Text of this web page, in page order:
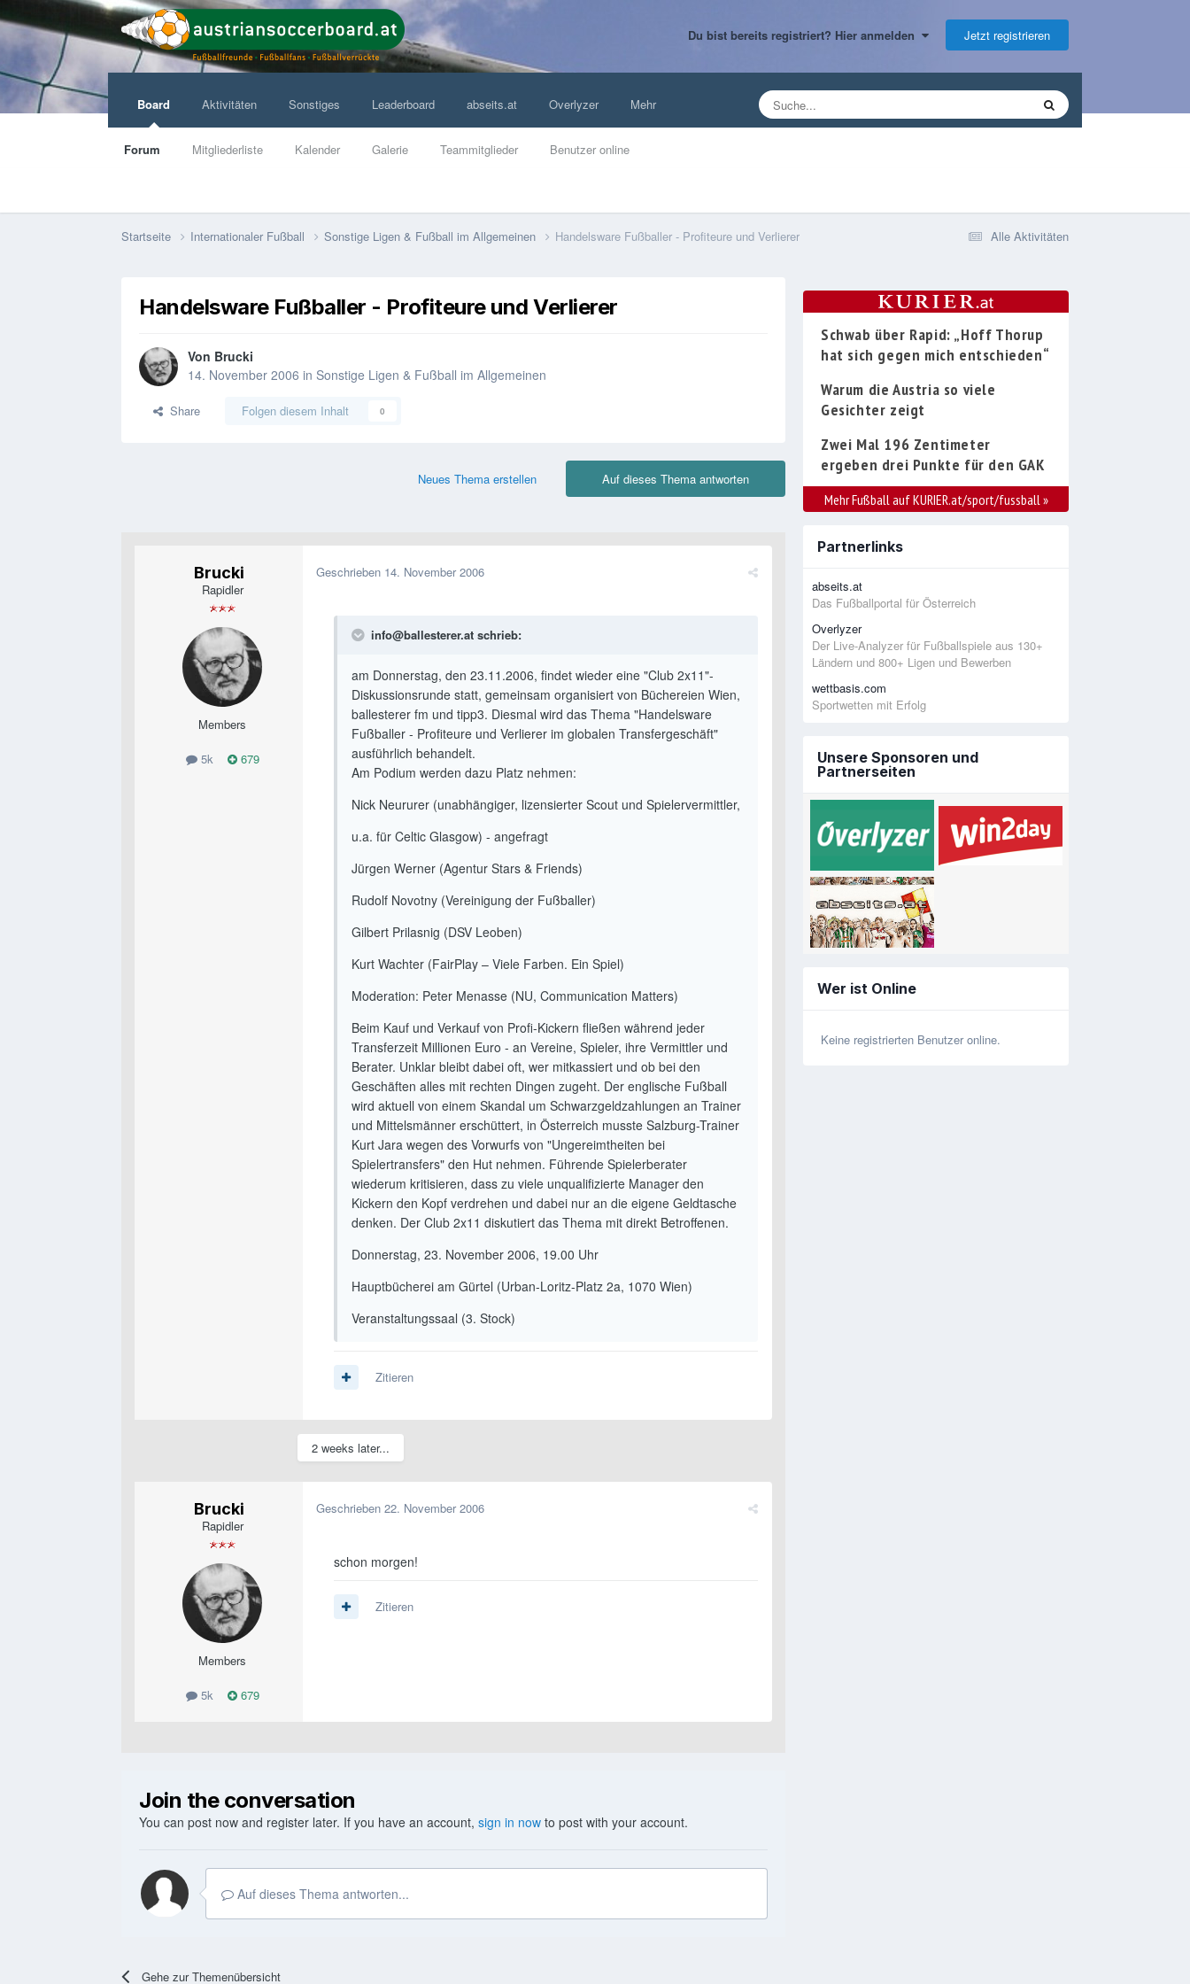
Du bist bereits registriert? Hier anmelden Jetzt registrieren
Board
Forum Mitgliederliste Kalender Galerie Teammitglieder Benutzer online
Aktivitäten Sonstiges Leaderboard abseits.at Overlyzer Mehr
Alle Aktivitäten
Startseite Internationaler Fußball Sonstige Ligen & Fußball im Allgemeinen Handelsware Fußballer - Profiteure und Verlierer
Handelsware Fußballer - Profiteure und Verlierer
Von Brucki
14. November 2006 in Sonstige Ligen & Fußball im Allgemeinen
Share Folgen diesem Inhalt 0
Auf dieses Thema antworten
Neues Thema erstellen
Brucki
Rapidler
Members
5k 679
Geschrieben 14. November 2006
info@ballesterer.at schrieb:
am Donnerstag, den 23.11.2006, findet wieder eine "Club 2x11"-
Diskussionsrunde statt, gemeinsam organisiert von Büchereien Wien,
ballesterer fm und tipp3. Diesmal wird das Thema "Handelsware
Fußballer - Profiteure und Verlierer im globalen Transfergeschäft"
ausführlich behandelt.
Am Podium werden dazu Platz nehmen:
Nick Neururer (unabhängiger, lizensierter Scout und Spielervermittler,
u.a. für Celtic Glasgow) - angefragt
Jürgen Werner (Agentur Stars & Friends)
Rudolf Novotny (Vereinigung der Fußballer)
Gilbert Prilasnig (DSV Leoben)
Kurt Wachter (FairPlay – Viele Farben. Ein Spiel)
Moderation: Peter Menasse (NU, Communication Matters)
Beim Kauf und Verkauf von Profi-Kickern fließen während jeder
Transferzeit Millionen Euro - an Vereine, Spieler, ihre Vermittler und
Berater. Unklar bleibt dabei oft, wer mitkassiert und ob bei den
Geschäften alles mit rechten Dingen zugeht. Der englische Fußball
wird aktuell von einem Skandal um Schwarzgeldzahlungen an Trainer
und Mittelsmänner erschüttert, in Österreich musste Salzburg-Trainer
Kurt Jara wegen des Vorwurfs von "Ungereimtheiten bei
Spielertransfers" den Hut nehmen. Führende Spielerberater
wiederum kritisieren, dass zu viele unqualifizierte Manager den
Kickern den Kopf verdrehen und dabei nur an die eigene Geldtasche
denken. Der Club 2x11 diskutiert das Thema mit direkt Betroffenen.
Donnerstag, 23. November 2006, 19.00 Uhr
Hauptbücherei am Gürtel (Urban-Loritz-Platz 2a, 1070 Wien)
Veranstaltungssaal (3. Stock)
Zitieren
2 weeks later...
Brucki
Rapidler
Members
5k 679
Geschrieben 22. November 2006
schon morgen!
Zitieren
Join the conversation
You can post now and register later. If you have an account, sign in now to post with your account.
Auf dieses Thema antworten...
Gehe zur Themenübersicht
Schwab über Rapid: „Hoff Thorup
hat sich gegen mich entschieden“
Warum die Austria so viele
Gesichter zeigt
Zwei Mal 196 Zentimeter
ergeben drei Punkte für den GAK
Mehr Fußball auf KURIER.at/sport/fussball »
Partnerlinks
abseits.at
Das Fußballportal für Österreich
Overlyzer
Der Live-Analyzer für Fußballspiele aus 130+
Ländern und 800+ Ligen und Bewerben
wettbasis.com
Sportwetten mit Erfolg
Unsere Sponsoren und
Partnerseiten
Wer ist Online
Keine registrierten Benutzer online.